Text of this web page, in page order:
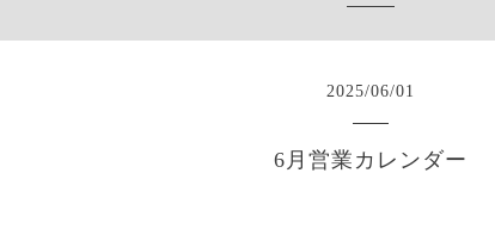
2025/06/01
6月営業カレンダー